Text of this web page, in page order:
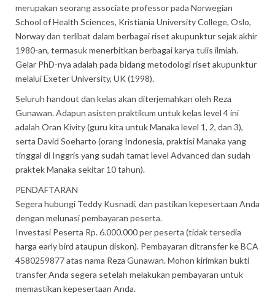
merupakan seorang associate professor pada Norwegian
School of Health Sciences, Kristiania University College, Oslo,
Norway dan terlibat dalam berbagai riset akupunktur sejak akhir
1980-an, termasuk menerbitkan berbagai karya tulis ilmiah.
Gelar PhD-nya adalah pada bidang metodologi riset akupunktur
melalui Exeter University, UK (1998).
Seluruh handout dan kelas akan diterjemahkan oleh Reza
Gunawan. Adapun asisten praktikum untuk kelas level 4 ini
adalah Oran Kivity (guru kita untuk Manaka level 1, 2, dan 3),
serta David Soeharto (orang Indonesia, praktisi Manaka yang
tinggal di Inggris yang sudah tamat level Advanced dan sudah
praktek Manaka sekitar 10 tahun).
PENDAFTARAN
Segera hubungi Teddy Kusnadi, dan pastikan kepesertaan Anda
dengan melunasi pembayaran peserta.
Investasi Peserta Rp. 6.000.000 per peserta (tidak tersedia
harga early bird ataupun diskon). Pembayaran ditransfer ke BCA
4580259877 atas nama Reza Gunawan. Mohon kirimkan bukti
transfer Anda segera setelah melakukan pembayaran untuk
memastikan kepesertaan Anda.